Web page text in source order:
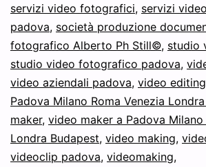
servizi video fotografici, servizi
padova, società produzione
fotografico Alberto Ph Still©, studio
studio video fotografico padova,
video aziendali padova, video editing
Padova Milano Roma Venezia
maker, video maker a Padova Milano
Londra Budapest, video making,
videoclip padova, videomaking,